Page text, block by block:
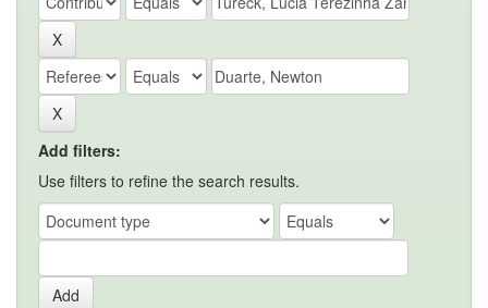
Add filters:
Use filters to refine the search results.